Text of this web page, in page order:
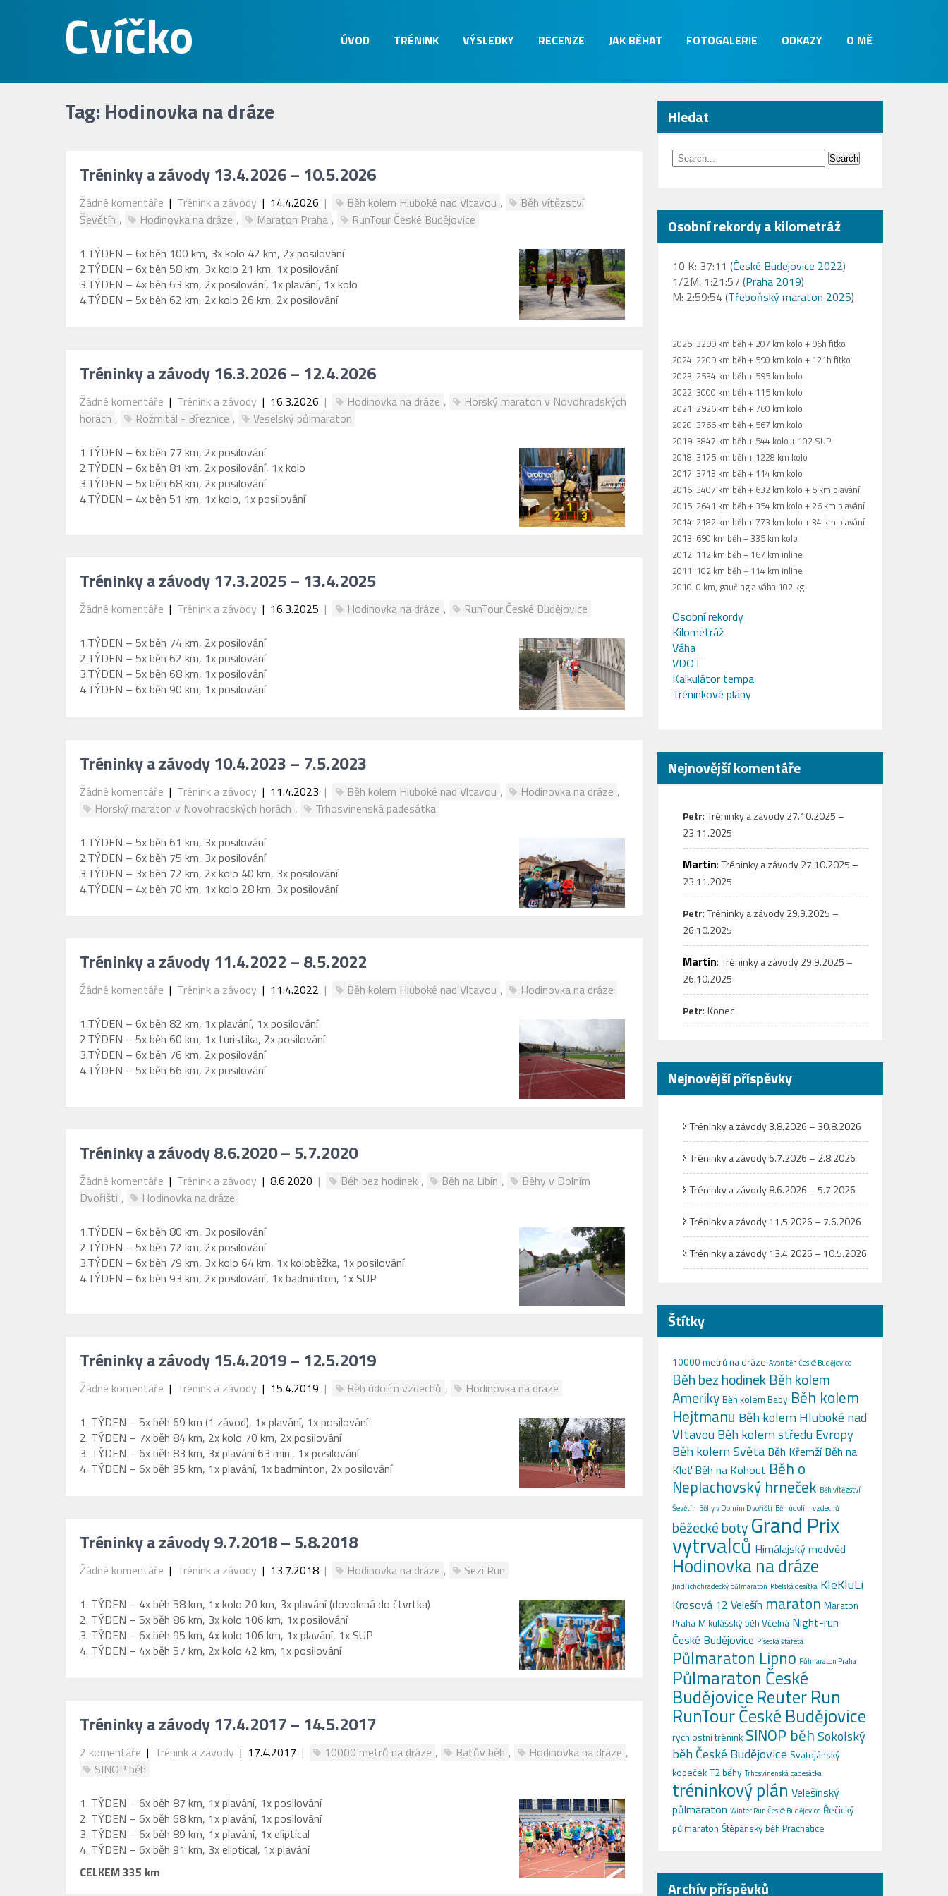
ÚVOD TRÉNINK VÝSLEDKY RECENZE JAK BĚHAT FOTOGALERIE ODKAZY O MĚ
Tag: Hodinovka na dráze
Tréninky a závody 13.4.2026 – 10.5.2026
Žádné komentáře | Trénink a závody | 14.4.2026 | Běh kolem Hluboké nad Vltavou ,
Běh vítězství
Ševětín , Hodinovka na dráze , Maraton Praha ,
RunTour České Budějovice
1.TÝDEN – 6x běh 100 km, 3x kolo 42 km, 2x posilování
2.TÝDEN – 6x běh 58 km, 3x kolo 21 km, 1x posilování
3.TÝDEN – 4x běh 63 km, 2x posilování, 1x plavání, 1x kolo
4.TÝDEN – 5x běh 62 km, 2x kolo 26 km, 2x posilování
Tréninky a závody 16.3.2026 – 12.4.2026
Žádné komentáře | Trénink a závody | 16.3.2026 | Hodinovka na dráze ,
Horský maraton v Novohradských
horách , Rožmitál - Březnice ,
Veselský půlmaraton
1.TÝDEN – 6x běh 77 km, 2x posilování
2.TÝDEN – 6x běh 81 km, 2x posilování, 1x kolo
3.TÝDEN – 5x běh 68 km, 2x posilování
4.TÝDEN – 4x běh 51 km, 1x kolo, 1x posilování
Tréninky a závody 17.3.2025 – 13.4.2025
Žádné komentáře | Trénink a závody | 16.3.2025 | Hodinovka na dráze ,
RunTour České Budějovice
1.TÝDEN – 5x běh 74 km, 2x posilování
2.TÝDEN – 5x běh 62 km, 1x posilování
3.TÝDEN – 5x běh 68 km, 1x posilování
4.TÝDEN – 6x běh 90 km, 1x posilování
Tréninky a závody 10.4.2023 – 7.5.2023
Žádné komentáře | Trénink a závody | 11.4.2023 | Běh kolem Hluboké nad Vltavou , Hodinovka na dráze ,
Horský maraton v Novohradských horách ,
Trhosvinenská padesátka
1.TÝDEN – 5x běh 61 km, 3x posilování
2.TÝDEN – 6x běh 75 km, 3x posilování
3.TÝDEN – 3x běh 72 km, 2x kolo 40 km, 3x posilování
4.TÝDEN – 4x běh 70 km, 1x kolo 28 km, 3x posilování
Tréninky a závody 11.4.2022 – 8.5.2022
Žádné komentáře | Trénink a závody | 11.4.2022 | Běh kolem Hluboké nad Vltavou ,
Hodinovka na dráze
1.TÝDEN – 6x běh 82 km, 1x plavání, 1x posilování
2.TÝDEN – 5x běh 60 km, 1x turistika, 2x posilování
3.TÝDEN – 6x běh 76 km, 2x posilování
4.TÝDEN – 5x běh 66 km, 2x posilování
Tréninky a závody 8.6.2020 – 5.7.2020
Žádné komentáře | Trénink a závody | 8.6.2020 | Běh bez hodinek , Běh na Libín ,
Běhy v Dolním
Dvořišti ,
Hodinovka na dráze
1.TÝDEN – 6x běh 80 km, 3x posilování
2.TÝDEN – 5x běh 72 km, 2x posilování
3.TÝDEN – 6x běh 79 km, 3x kolo 64 km, 1x koloběžka, 1x posilování
4.TÝDEN – 6x běh 93 km, 2x posilování, 1x badminton, 1x SUP
Tréninky a závody 15.4.2019 – 12.5.2019
Žádné komentáře | Trénink a závody | 15.4.2019 | Běh údolím vzdechů ,
Hodinovka na dráze
1. TÝDEN – 5x běh 69 km (1 závod), 1x plavání, 1x posilování
2. TÝDEN – 7x běh 84 km, 2x kolo 70 km, 2x posilování
3. TÝDEN – 6x běh 83 km, 3x plavání 63 min., 1x posilování
4. TÝDEN – 6x běh 95 km, 1x plavání, 1x badminton, 2x posilování
Tréninky a závody 9.7.2018 – 5.8.2018
Žádné komentáře | Trénink a závody | 13.7.2018 | Hodinovka na dráze ,
Sezi Run
1. TÝDEN – 4x běh 58 km, 1x kolo 20 km, 3x plavání (dovolená do čtvrtka)
2. TÝDEN – 5x běh 86 km, 3x kolo 106 km, 1x posilování
3. TÝDEN – 6x běh 95 km, 4x kolo 106 km, 1x plavání, 1x SUP
4. TÝDEN – 4x běh 57 km, 2x kolo 42 km, 1x posilování
Tréninky a závody 17.4.2017 – 14.5.2017
2 komentáře | Trénink a závody | 17.4.2017 | 10000 metrů na dráze , Baťův běh , Hodinovka na dráze ,
SINOP běh
1. TÝDEN – 6x běh 87 km, 1x plavání, 1x posilování
2. TÝDEN – 6x běh 68 km, 1x plavání, 1x posilování
3. TÝDEN – 6x běh 89 km, 1x plavání, 1x eliptical
4. TÝDEN – 6x běh 91 km, 3x eliptical, 1x plavání
CELKEM 335 km
Hledat
Osobní rekordy a kilometráž
10 K: 37:11 (České Budejovice 2022)
1/2M: 1:21:57 (Praha 2019)
M: 2:59:54 (Třeboňský maraton 2025)
2025: 3299 km běh + 207 km kolo + 96h fitko
2024: 2209 km běh + 590 km kolo + 121h fitko
2023: 2534 km běh + 595 km kolo
2022: 3000 km běh + 115 km kolo
2021: 2926 km běh + 760 km kolo
2020: 3766 km běh + 567 km kolo
2019: 3847 km běh + 544 kolo + 102 SUP
2018: 3175 km běh + 1228 km kolo
2017: 3713 km běh + 114 km kolo
2016: 3407 km běh + 632 km kolo + 5 km plavání
2015: 2641 km běh + 354 km kolo + 26 km plavání
2014: 2182 km běh + 773 km kolo + 34 km plavání
2013: 690 km běh + 335 km kolo
2012: 112 km běh + 167 km inline
2011: 102 km běh + 114 km inline
2010: 0 km, gaučing a váha 102 kg
Osobní rekordy
Kilometráž
Váha
VDOT
Kalkulátor tempa
Tréninkové plány
Nejnovější komentáře
Petr: Tréninky a závody 27.10.2025 –
23.11.2025
Martin: Tréninky a závody 27.10.2025 –
23.11.2025
Petr: Tréninky a závody 29.9.2025 –
26.10.2025
Martin: Tréninky a závody 29.9.2025 –
26.10.2025
Petr: Konec
Nejnovější příspěvky
Tréninky a závody 3.8.2026 – 30.8.2026
Tréninky a závody 6.7.2026 – 2.8.2026
Tréninky a závody 8.6.2026 – 5.7.2026
Tréninky a závody 11.5.2026 – 7.6.2026
Tréninky a závody 13.4.2026 – 10.5.2026
Štítky
10000 metrů na dráze Avon běh České Budějovice
Běh bez hodinek Běh kolem
Ameriky Běh kolem Baby Běh kolem
Hejtmanu Běh kolem Hluboké nad
VltavouBěh kolem středu Evropy
Běh kolem Světa Běh Křemží Běh na
Kleť Běh na Kohout Běh o
Neplachovský hrneček Běh vítězství
Ševětín Běhy v Dolním Dvořišti Běh údolím vzdechů
běžecké boty Grand Prix
vytrvalců Himálajský medvěd
Hodinovka na dráze
Jindřichohradecký půlmaraton Kbelská desítka KleKluLi
Krosová 12 Velešín maraton Maraton
Praha Mikulášský běh Včelná Night-run
České Budějovice Písecká štafeta
Půlmaraton Lipno Půlmaraton Praha
Půlmaraton České
BudějoviceReuter Run
RunTour České Budějovice
rychlostní trénink SINOP běhSokolský
běh České Budějovice Svatojánský
kopeček T2 běhy Trhosvinenská padesátka
tréninkový plán Velešínský
půlmaraton Winter Run České Budějovice Řečický
půlmaraton Štěpánský běh Prachatice
Archív příspěvků